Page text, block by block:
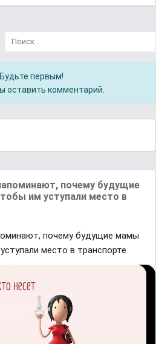
первым!
оставить комментарий.
почему будущие
им уступали место в
почему будущие мамы
место в транспорте